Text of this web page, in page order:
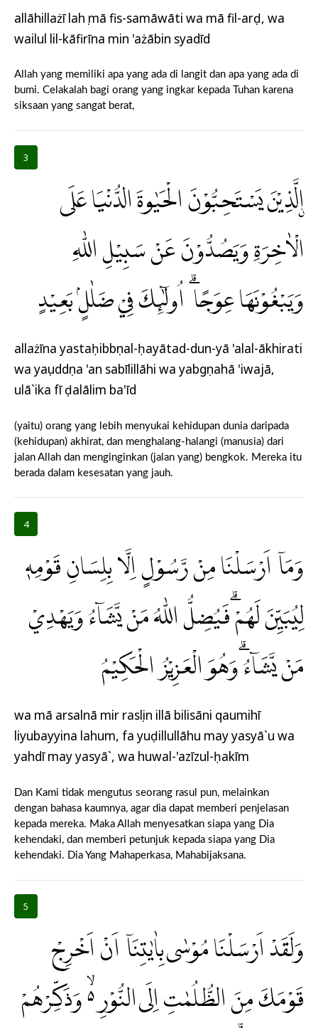
allāhillażī lahụ mā fis-samāwāti wa mā fil-arḍ, wa
wailul lil-kāfirīna min 'ażābin syadīd
Allah yang memiliki apa yang ada di langit dan apa yang ada di
bumi. Celakalah bagi orang yang ingkar kepada Tuhan karena
siksaan yang sangat berat,
3
ۨالَّذِيْنَ يَسْتَحِبُّوْنَ الْحَيٰوةَ الدُّنْيَا عَلَى
الْاٰخِرَةِ وَيَصُدُّوْنَ عَنْ سَبِيْلِ اللّٰهِ
وَيَبْغُوْنَهَا عِوَجًا ۗ اُولٰۤىِٕكَ فِيْ ضَلٰلٍۢ بَعِيْدٍ
allażīna yastaḥibbụnal-ḥayātad-dun-yā 'alal-ākhirati
wa yaṣuddụna 'an sabīlillāhi wa yabgụnahā 'iwajā,
ulā`ika fī ḍalālim ba'īd
(yaitu) orang yang lebih menyukai kehidupan dunia daripada
(kehidupan) akhirat, dan menghalang-halangi (manusia) dari
jalan Allah dan menginginkan (jalan yang) bengkok. Mereka itu
berada dalam kesesatan yang jauh.
4
وَمَآ اَرْسَلْنَا مِنْ رَّسُوْلٍ اِلَّا بِلِسَانِ قَوْمِهٖ
لِيُبَيِّنَ لَهُمْ ۗفَيُضِلُّ اللّٰهُ مَنْ يَّشَاۤءُ وَيَهْدِيْ
مَنْ يَّشَاۤءُ ۗوَهُوَ الْعَزِيْزُ الْحَكِيْمُ
wa mā arsalnā mir rasụlin illā bilisāni qaumihī
liyubayyina lahum, fa yuḍillullāhu may yasyā`u wa
yahdī may yasyā`, wa huwal-'azīzul-ḥakīm
Dan Kami tidak mengutus seorang rasul pun, melainkan
dengan bahasa kaumnya, agar dia dapat memberi penjelasan
kepada mereka. Maka Allah menyesatkan siapa yang Dia
kehendaki, dan memberi petunjuk kepada siapa yang Dia
kehendaki. Dia Yang Mahaperkasa, Mahabijaksana.
5
وَلَقَدْ اَرْسَلْنَا مُوْسٰى بِاٰيٰتِنَآ اَنْ اَخْرِجْ
قَوْمَكَ مِنَ الظُّلُمٰتِ اِلَى النُّوْرِ ەۙ وَذَكِّرْهُمْ